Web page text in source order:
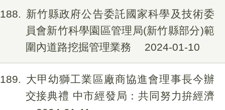
188
新竹縣政府公告委託國家科學及技術委
員會新竹科學園區管理局(新竹縣部分)範
圍內道路挖掘管理業務
2024-01-10
189
大甲幼獅工業區廠商協進會理事長今辦
交接典禮 中市經發局：共同努力拚經濟